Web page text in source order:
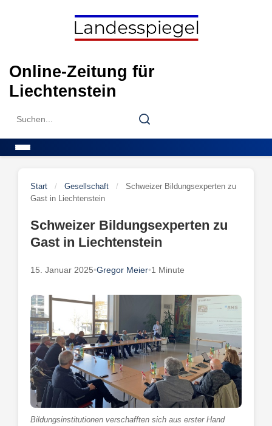
Online-Zeitung für
Liechtenstein
Search
Search
Start / Gesellschaft /
Schweizer Bildungsexperten zu
Gast in Liechtenstein
Schweizer Bildungsexperten zu
Gast in Liechtenstein
15. Januar 2025•Gregor Meier•1 Minute
Bildungsinstitutionen verschafften sich aus erster Hand